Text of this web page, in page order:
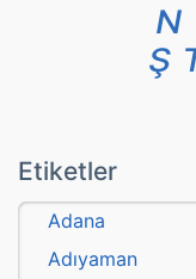
N
Ş
Etiketler
Adana
Adıyaman